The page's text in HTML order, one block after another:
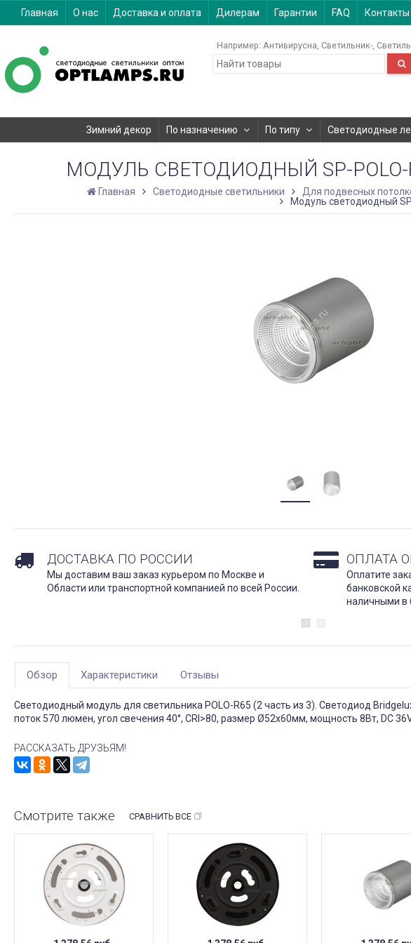
Главная О нас Доставка и оплата Дилерам Гарантии FAQ Контакты
Например: Антивирусна Светильник-
Зимний декор По назначению По типу Светодиодные
МОДУЛЬ СВЕТОДИОДНЫЙ SP-POLO-
Главная Светодиодные светильники Для подвесных
Модуль светодиодный
ДОСТАВКА ПО РОССИИ
Мы доставим ваш заказ курьером по Москве и
Области или транспортной компанией по всей России.
ОПЛАТА
Оплатите
банковской
наличными в
Обзор Характеристики Отзывы
Светодиодный модуль для светильника POLO-R65 (2 часть из 3). Светодиод
поток 570 люмен, угол свечения 40°, CRI>80, размер Ø52x60мм, мощность 8Вт, DC
РАССКАЗАТЬ ДРУЗЬЯМ!
Смотрите также СРАВНИТЬ ВСЕ